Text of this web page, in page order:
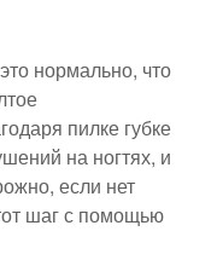
нормально, что
пилке губке
на ногтях, и
если нет
шаг с помощью